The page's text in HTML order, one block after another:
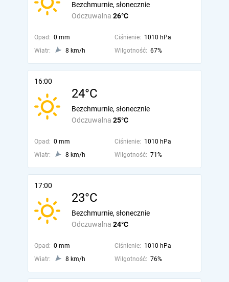
Odczuwalna 26°C
Bezchmurnie, słonecznie
Opad: 0 mm Ciśnienie: 1010 hPa
Wiatr:
8 km/h Wilgotność: 67%
16:00
24°C
Odczuwalna 25°C
Bezchmurnie, słonecznie
Opad: 0 mm Ciśnienie: 1010 hPa
Wiatr:
8 km/h Wilgotność: 71%
17:00
23°C
Odczuwalna 24°C
Bezchmurnie, słonecznie
Opad: 0 mm Ciśnienie: 1010 hPa
Wiatr:
8 km/h Wilgotność: 76%